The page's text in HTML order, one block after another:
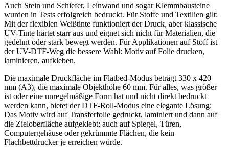
Auch Stein und Schiefer, Leinwand und sogar Klemmbausteine
wurden in Tests erfolgreich bedruckt. Für Stoffe und Textilien gilt:
Mit der flexiblen Weißtinte funktioniert der Druck, aber klassische
UV-Tinte härtet starr aus und eignet sich nicht für Materialien, die
gedehnt oder stark bewegt werden. Für Applikationen auf Stoff ist
der UV-DTF-Weg die bessere Wahl: Motiv auf Folie drucken,
laminieren, aufkleben.
Die maximale Druckfläche im Flatbed-Modus beträgt 330 x 420
mm (A3), die maximale Objekthöhe 60 mm. Für alles, was größer
ist oder eine unregelmäßige Form hat und nicht direkt bedruckt
werden kann, bietet der DTF-Roll-Modus eine elegante Lösung:
Das Motiv wird auf Transferfolie gedruckt, laminiert und dann auf
die Zieloberfläche aufgeklebt; auch auf Spiegel, Türen,
Computergehäuse oder gekrümmte Flächen, die kein
Flachbettdrucker je erreichen würde.